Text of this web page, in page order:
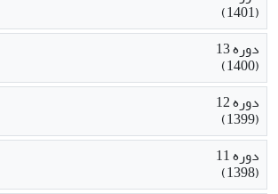
(1401)
دوره 13
(1400)
دوره 12
(1399)
دوره 11
(1398)